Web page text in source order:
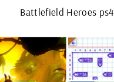
Battlefield Heroes ps4